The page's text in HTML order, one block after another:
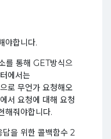
야합니다.
를 통해 GET방식으
에서는
로 무언가 요청해오
서 요청에 대해 요청
해줘야합니다.
답을 위한 콜백함수 2